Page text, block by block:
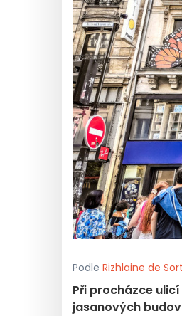
Podle Rizhlaine de
Při procházce
jasanových